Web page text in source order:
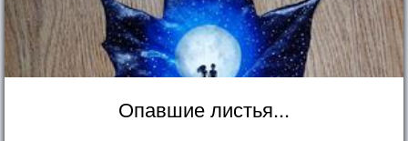
Опавшие листья...